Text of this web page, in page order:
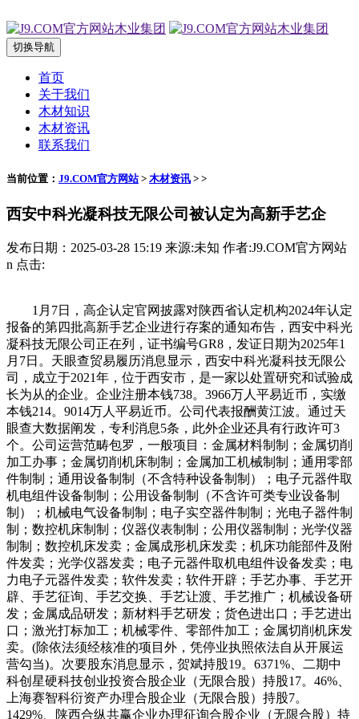
切换导航
首页
关于我们
木材知识
木材资讯
联系我们
当前位置： J9.COM官方网站> 木材资讯 > >
西安中科光凝科技无限公司被认定为高新手艺企
发布日期：2025-03-28 15:19 来源:未知 作者:J9.COM官方网站
n 点击:
1月7日，高企认定官网披露对陕西省认定机构2024年认定
报备的第四批高新手艺企业进行存案的通知布告，西安中科光
凝科技无限公司正在列，证书编号GR8，发证日期为2025年1
月7日。天眼查贸易履历消息显示，西安中科光凝科技无限公
司，成立于2021年，位于西安市，是一家以处置研究和试验成
长为从的企业。企业注册本钱738。3966万人平易近币，实缴
本钱214。9014万人平易近币。公司代表报酬黄江波。通过天
眼查大数据阐发，专利消息5条，此外企业还具有行政许可3
个。公司运营范畴包罗，一般项目：金属材料制制；金属切削
加工办事；金属切削机床制制；金属加工机械制制；通用零部
件制制；通用设备制制（不含特种设备制制）；电子元器件取
机电组件设备制制；公用设备制制（不含许可类专业设备制
制）；机械电气设备制制；电子实空器件制制；光电子器件制
制；数控机床制制；仪器仪表制制；公用仪器制制；光学仪器
制制；数控机床发卖；金属成形机床发卖；机床功能部件及附
件发卖；光学仪器发卖；电子元器件取机电组件设备发卖；电
力电子元器件发卖；软件发卖；软件开辟；手艺办事、手艺开
辟、手艺征询、手艺交换、手艺让渡、手艺推广；机械设备研
发；金属成品研发；新材料手艺研发；货色进出口；手艺进出
口；激光打标加工；机械零件、零部件加工；金属切削机床发
卖。(除依法须经核准的项目外，凭停业执照依法自从开展运
营勾当)。次要股东消息显示，贺斌持股19。6371%、二期中
科创星硬科技创业投资合股企业（无限合股）持股17。46%、
上海赛智科衍资产办理合股企业（无限合股）持股7。
1429%、陕西合纵共赢企业办理征询合股企业（无限合股）持